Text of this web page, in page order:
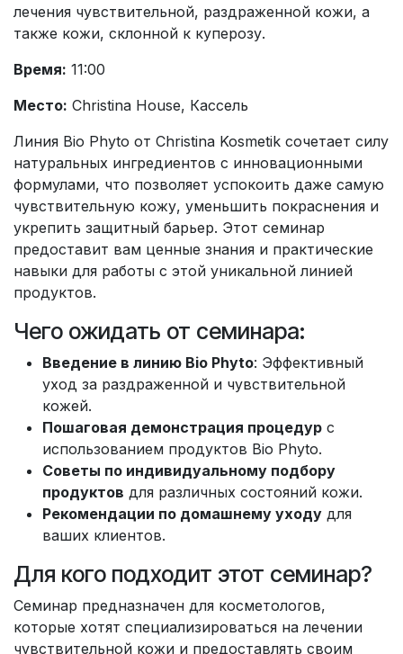
лечения чувствительной, раздраженной кожи, а
также кожи, склонной к куперозу.
Время: 11:00
Место: Christina House, Кассель
Линия Bio Phyto от Christina Kosmetik сочетает силу
натуральных ингредиентов с инновационными
формулами, что позволяет успокоить даже самую
чувствительную кожу, уменьшить покраснения и
укрепить защитный барьер. Этот семинар
предоставит вам ценные знания и практические
навыки для работы с этой уникальной линией
продуктов.
Чего ожидать от семинара:
Введение в линию Bio Phyto: Эффективный
уход за раздраженной и чувствительной
кожей.
Пошаговая демонстрация процедур с
использованием продуктов Bio Phyto.
Советы по индивидуальному подбору
продуктов для различных состояний кожи.
Рекомендации по домашнему уходу для
ваших клиентов.
Для кого подходит этот семинар?
Семинар предназначен для косметологов,
которые хотят специализироваться на лечении
чувствительной кожи и предоставлять своим